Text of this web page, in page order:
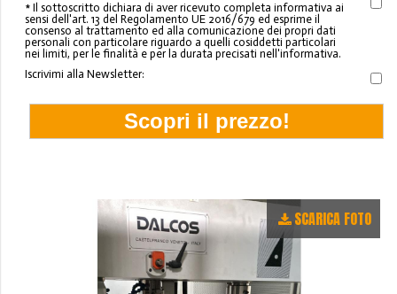
* Il sottoscritto dichiara di aver ricevuto completa informativa ai
sensi dell'art. 13 del Regolamento UE 2016/679 ed esprime il
consenso al trattamento ed alla comunicazione dei propri dati
personali con particolare riguardo a quelli cosiddetti particolari
nei limiti, per le finalità e per la durata precisati nell'informativa.
Iscrivimi alla Newsletter:
SCARICA FOTO